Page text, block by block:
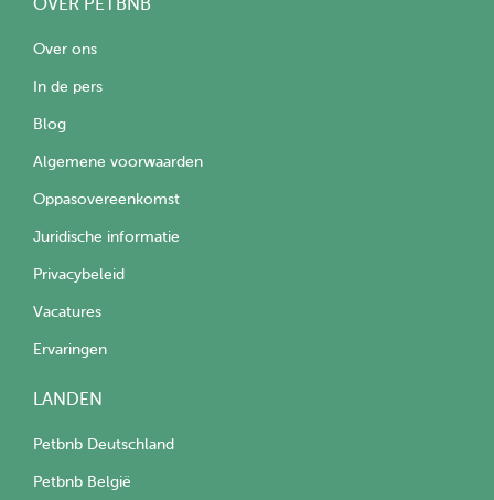
OVER PETBNB
Over ons
In de pers
Blog
Algemene voorwaarden
Oppasovereenkomst
Juridische informatie
Privacybeleid
Vacatures
Ervaringen
LANDEN
Petbnb Deutschland
Petbnb België